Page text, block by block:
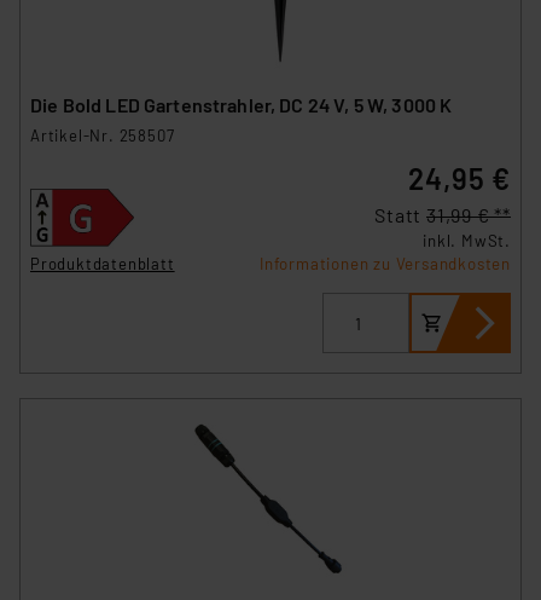
Die Bold LED Gartenstrahler, DC 24 V, 5 W, 3000 K
Artikel-Nr. 258507
Produktdatenblatt
24,95 €
Statt 31,99 € **
inkl. MwSt.
Informationen zu Versandkosten